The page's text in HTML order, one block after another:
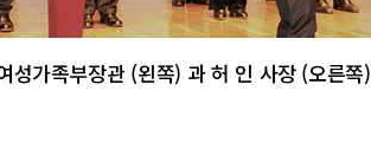
성가족부장관 (왼쪽) 과 허 인 사장 (오른쪽)